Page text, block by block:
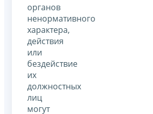
органов
ненормативного
характера,
действия
или
бездействие
их
должностных
лиц
могут